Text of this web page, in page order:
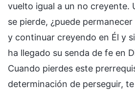
vuelto igual a un no creyente.
se pierde, ¿puede
y continuar creyendo en Él y
ha llegado su senda de fe en
Cuando pierdes este
determinación de perseguir,